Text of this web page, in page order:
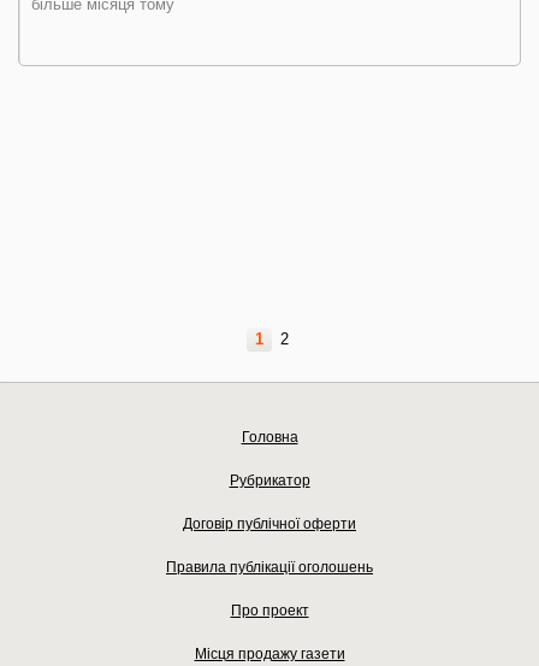
більше місяця тому
1 2
Головна
Рубрикатор
Договір публічної оферти
Правила публікації оголошень
Про проект
Місця продажу газети